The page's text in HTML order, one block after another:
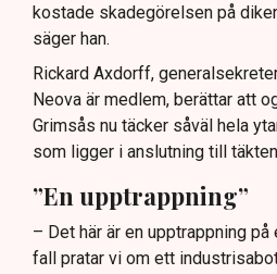
kostade skadegörelsen på
säger han.
Rickard Axdorff,
Neova är medlem, berättar att
Grimsås nu täcker såväl hela
som ligger i anslutning till
”En upptrappning”
– Det här är en upptrappning
fall pratar vi om ett